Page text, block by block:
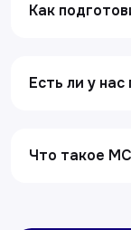
Как
Есть ли у
Что такое